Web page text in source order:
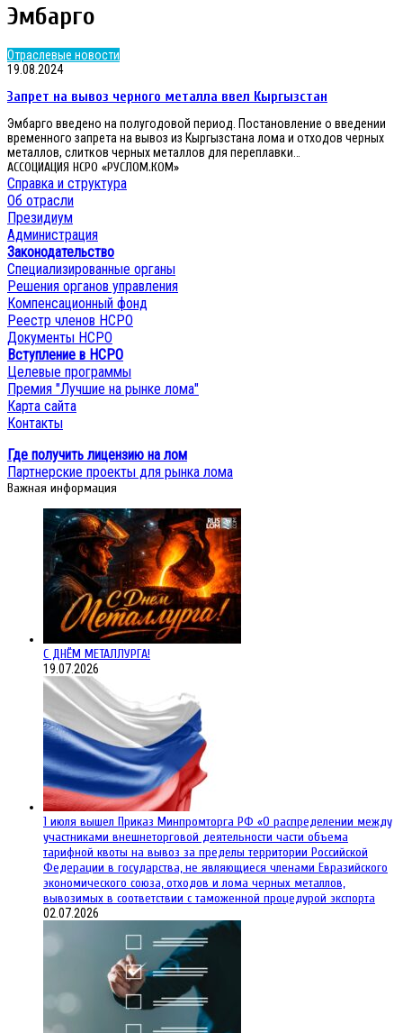
Эмбарго
Запрет
на
черного
ввел
Кыргызстан
Отраслевые новости
19.08.2024
Запрет на вывоз черного металла ввел Кыргызстан
Эмбарго введено на полугодовой период. Постановление о введении
временного запрета на вывоз из Кыргызстана лома и отходов черных
металлов, слитков черных металлов для переплавки…
АССОЦИАЦИЯ НСРО «РУСЛОМ.КОМ»
Справка и структура
Об отрасли
Президиум
Администрация
Законодательство
Специализированные органы
Решения органов управления
Компенсационный фонд
Реестр членов НСРО
Документы НСРО
Вступление в НСРО
Целевые программы
Премия "Лучшие на рынке лома"
Карта сайта
Контакты
Где получить лицензию на лом
Партнерские проекты для рынка лома
Важная информация
С ДНЁМ МЕТАЛЛУРГА!
19.07.2026
1 июля вышел Приказ Минпромторга РФ «О распределении между
участниками внешнеторговой деятельности части объема
тарифной квоты на вывоз за пределы территории Российской
Федерации в государства, не являющиеся членами Евразийского
экономического союза, отходов и лома черных металлов,
вывозимых в соответствии с таможенной процедурой экспорта
02.07.2026